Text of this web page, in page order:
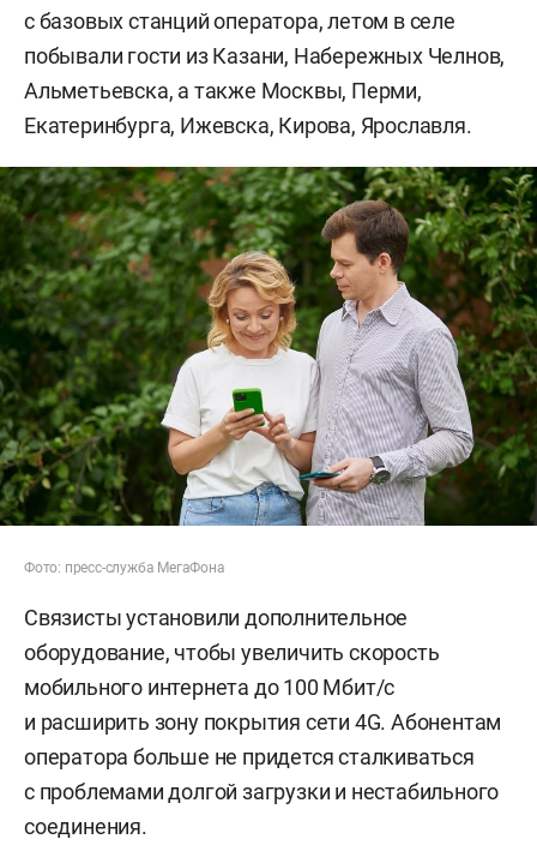
с базовых станций оператора, летом в селе
побывали гости из Казани, Набережных Челнов,
Альметьевска, а также Москвы, Перми,
Екатеринбурга, Ижевска, Кирова, Ярославля.
Фото: пресс-служба МегаФона
Связисты установили дополнительное
оборудование, чтобы увеличить скорость
мобильного интернета до 100 Мбит/с
и расширить зону покрытия сети 4G. Абонентам
оператора больше не придется сталкиваться
с проблемами долгой загрузки и нестабильного
соединения.